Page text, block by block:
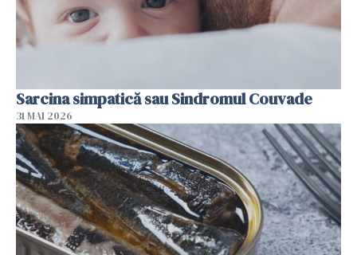
Sarcina simpatică sau Sindromul Couvade
31 MAI 2026